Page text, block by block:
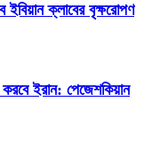
ইবিয়ান ক্লাবের বৃক্ষরোপণ
ইরান: পেজেশকিয়ান